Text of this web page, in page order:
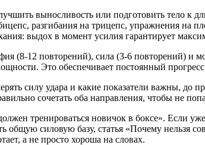
выносливость или подготовить тело к
разгибания на трицепс, упражнения на
выдох в момент усилия гарантирует
(8‑12 повторений), сила (3‑6 повторений) и
Это обеспечивает постоянный
силу удара и какие показатели важны, до
сочетать оба направления, чтобы не
тренироваться новичок в боксе». Если
силовую базу, статья «Почему нельзя
а не просто хороша на словах.